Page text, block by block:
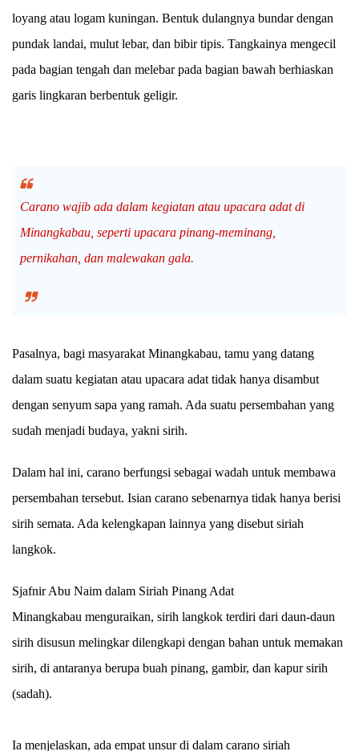
loyang atau logam kuningan. Bentuk dulangnya bundar dengan
pundak landai, mulut lebar, dan bibir tipis. Tangkainya mengecil
pada bagian tengah dan melebar pada bagian bawah berhiaskan
garis lingkaran berbentuk geligir.
Carano wajib ada dalam kegiatan atau upacara adat di
Minangkabau, seperti upacara pinang-meminang,
pernikahan, dan malewakan gala.
Pasalnya, bagi masyarakat Minangkabau, tamu yang datang
dalam suatu kegiatan atau upacara adat tidak hanya disambut
dengan senyum sapa yang ramah. Ada suatu persembahan yang
sudah menjadi budaya, yakni sirih.
Dalam hal ini, carano berfungsi sebagai wadah untuk membawa
persembahan tersebut. Isian carano sebenarnya tidak hanya berisi
sirih semata. Ada kelengkapan lainnya yang disebut siriah
langkok.
Sjafnir Abu Naim dalam Siriah Pinang Adat
Minangkabau menguraikan, sirih langkok terdiri dari daun-daun
sirih disusun melingkar dilengkapi dengan bahan untuk memakan
sirih, di antaranya berupa buah pinang, gambir, dan kapur sirih
(sadah).
Ia menjelaskan, ada empat unsur di dalam carano siriah